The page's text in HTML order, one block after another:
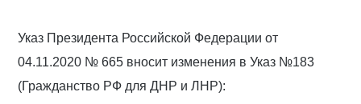
Указ Президента Российской Федерации от
04.11.2020 № 665 вносит изменения в Указ №183
(Гражданство РФ для ДНР и ЛНР):